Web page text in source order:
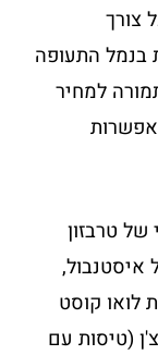
צורך
בנמל התעופה
למחיר
טרבזון
איסטנבול,
לואו קוסט
(טיסות עם